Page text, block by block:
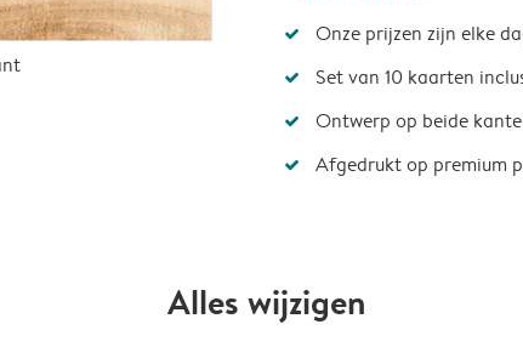
Onze prijzen zijn elke
Set van 10 kaarten
Ontwerp op beide
Afgedrukt op premium
Alles wijzigen